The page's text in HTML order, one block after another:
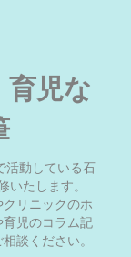
育児な
活動している石
いたします。
リニックのホ
児のコラム記
談ください。